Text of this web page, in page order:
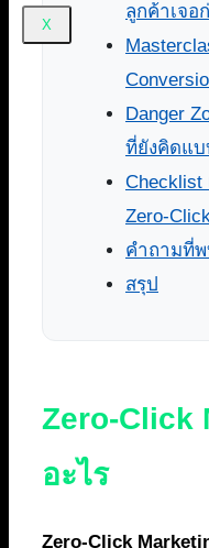
X
ลูกค้าเจอ
Danger
ที่ยังคิดแบ
Zero-
คำถามที่
สรุป
Zero-Click
อะไร
Zero-Click